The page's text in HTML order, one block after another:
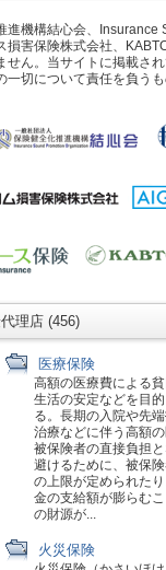
機構結心会、
害保険株式会社、
ん。当サイトに掲載さ
切について責任を負うも
理店 (456)
医療保険
高額の医療費による
生活の安定などを目
る。長期の入院や先
治療などに伴う高額の
被保険者の直接負担
避けるために、被保
の上限が定められた
金の支給額が膨らむ
の財源が...
火災保険